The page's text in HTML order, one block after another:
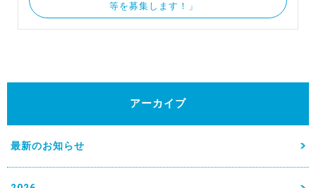
等を募集します！」
アーカイブ
最新のお知らせ